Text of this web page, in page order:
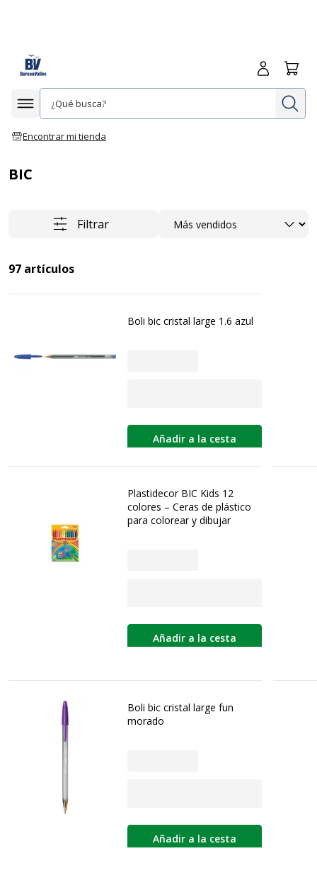
Afficher la navigation
Encontrar mi tienda
Iniciar
BIC
Filtrar Ordenar
97 artículos
Boli bic cristal large 1.6 azul
Añadir a la cesta
Plastidecor BIC Kids 12
colores – Ceras de plástico
para colorear y dibujar
Añadir a la cesta
Boli bic cristal large fun
morado
Añadir a la cesta